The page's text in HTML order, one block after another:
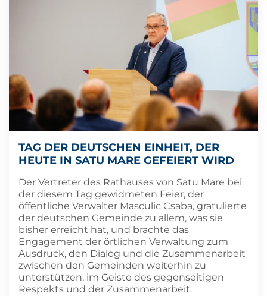
TAG DER DEUTSCHEN EINHEIT, DER
HEUTE IN SATU MARE GEFEIERT WIRD
Der Vertreter des Rathauses von Satu Mare bei
der diesem Tag gewidmeten Feier, der
öffentliche Verwalter Masculic Csaba, gratulierte
der deutschen Gemeinde zu allem, was sie
bisher erreicht hat, und brachte das
Engagement der örtlichen Verwaltung zum
Ausdruck, den Dialog und die Zusammenarbeit
zwischen den Gemeinden weiterhin zu
unterstützen, im Geiste des gegenseitigen
Respekts und der Zusammenarbeit.